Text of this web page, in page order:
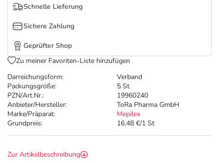
Tierapotheke
Vitamine & Mineralstoffe
Marken
Salus Deals
Darreichungsform:
Verband
Packungsgröße:
5 St
PZN/Art.Nr.:
19960240
Anbieter/Hersteller:
ToRa Pharma GmbH
Marke/Präparat:
Mepilex
Grundpreis:
16,48 €/1 St
Schnelle Lieferung
Sichere Zahlung
Geprüfter Shop
Zu meiner Favoriten-Liste hinzufügen
Zur Artikelbeschreibung